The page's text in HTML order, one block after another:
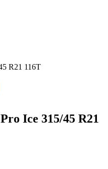
R21 116T
Ice 315/45 R21